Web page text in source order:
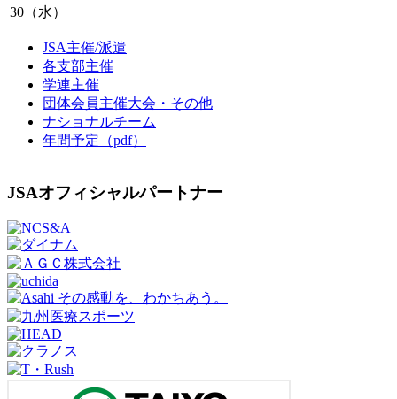
30（水）
JSA主催/派遣
各支部主催
学連主催
団体会員主催大会・その他
ナショナルチーム
年間予定（pdf）
JSAオフィシャルパートナー